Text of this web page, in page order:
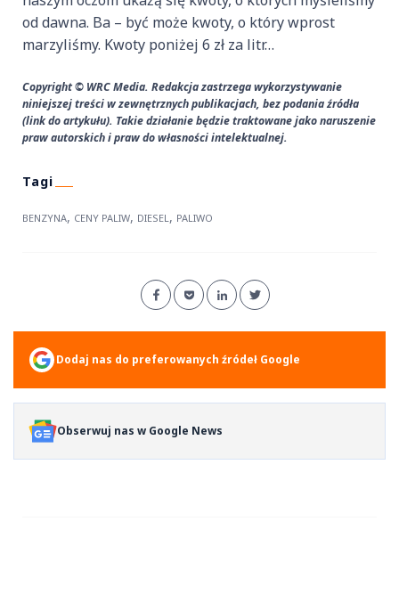
od dawna. Ba – być może kwoty, o który wprost
marzyliśmy. Kwoty poniżej 6 zł za litr…
Copyright © WRC Media. Redakcja zastrzega wykorzystywanie
niniejszej treści w zewnętrznych publikacjach, bez podania źródła
(link do artykułu). Takie działanie będzie traktowane jako naruszenie
praw autorskich i praw do własności intelektualnej.
BENZYNA, CENY PALIW, DIESEL, PALIWO
Dodaj nas do preferowanych źródeł Google
Obserwuj nas w Google News